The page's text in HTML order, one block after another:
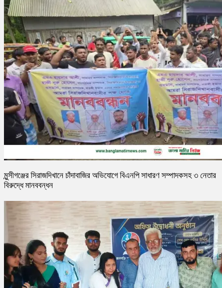
মুন্সীগঞ্জের সিরাজদিখানে চাঁদাবাজির অভিযোগে বিএনপি সাধারণ সম্পাদকসহ ৩ নেতার
বিরুদ্ধে মানববন্ধন